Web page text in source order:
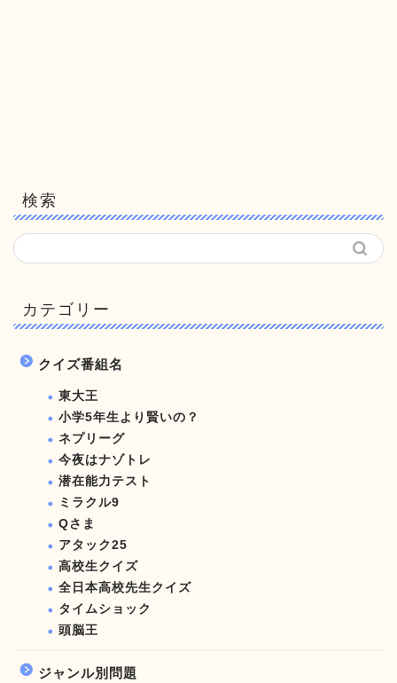
検索
カテゴリー
クイズ番組名
東大王
小学5年生より賢いの？
ネプリーグ
今夜はナゾトレ
潜在能力テスト
ミラクル9
Qさま
アタック25
高校生クイズ
全日本高校先生クイズ
タイムショック
頭脳王
ジャンル別問題